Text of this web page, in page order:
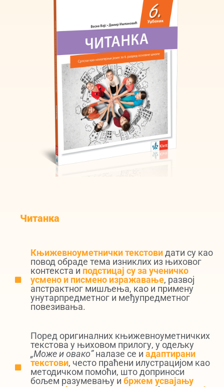
Читанка
Књижевноуметнички текстовидати су као
повод обраде тема изниклих из њиховог
контекста и подстицај су за ученичко
усмено и писмено изражавање, развој
апстрактног мишљења, као и примену
унутарпредметног и међупредметног
повезивања.
Поред оригиналних књижевноуметничких
текстова у њиховом прилогу, у одељку
„Може и овако”налазе се и адаптирани
текстови, често праћени илустрацијом као
методичком помоћи, што доприноси
бољем разумевању и бржем усвајању